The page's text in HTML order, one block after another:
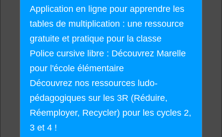
Application en ligne pour apprendre les
tables de multiplication : une ressource
gratuite et pratique pour la classe
Police cursive libre : Découvrez Marelle
pour l'école élémentaire
Découvrez nos ressources ludo-
pédagogiques sur les 3R (Réduire,
Réemployer, Recycler) pour les cycles 2,
3 et 4 !